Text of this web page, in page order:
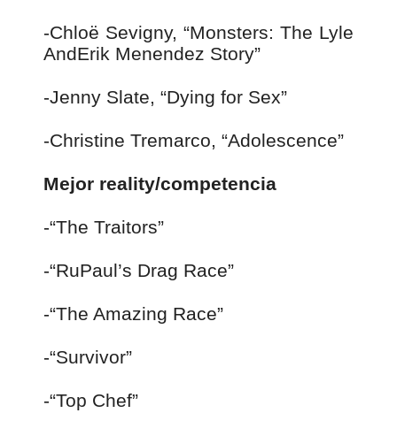
-Chloë Sevigny, “Monsters: The Lyle
AndErik Menendez Story”
-Jenny Slate, “Dying for Sex”
-Christine Tremarco, “Adolescence”
Mejor reality/competencia
-“The Traitors”
-“RuPaul’s Drag Race”
-“The Amazing Race”
-“Survivor”
-“Top Chef”